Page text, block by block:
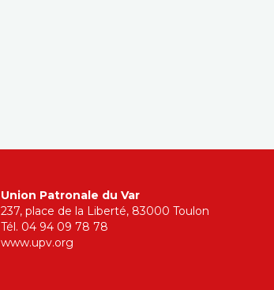
Union Patronale du Var
237, place de la Liberté, 83000 Toulon
Tél. 04 94 09 78 78
www.upv.org